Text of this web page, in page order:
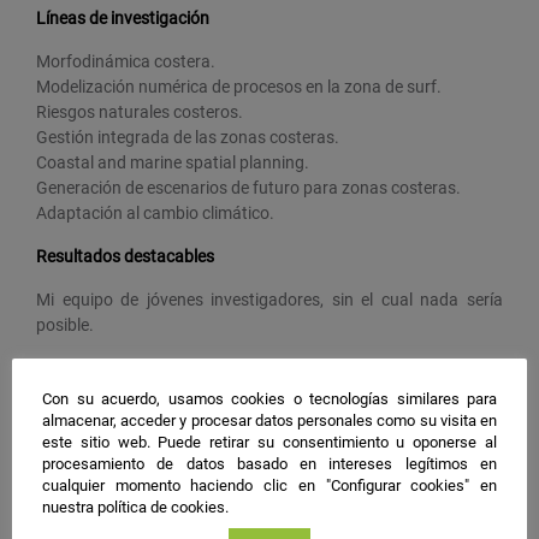
Líneas de investigación
Morfodinámica costera.
Modelización numérica de procesos en la zona de surf.
Riesgos naturales costeros.
Gestión integrada de las zonas costeras.
Coastal and marine spatial planning.
Generación de escenarios de futuro para zonas costeras.
Adaptación al cambio climático.
Resultados destacables
Mi equipo de jóvenes investigadores, sin el cual nada sería
posible.
Intrigada por entender cómo funcionan los sistemas naturales,
en particular esa estrecha franja costera en la que se dan
encuentro el mar y la tierra.
Deseo científico
Con su acuerdo, usamos cookies o tecnologías similares para
almacenar, acceder y procesar datos personales como su visita en
este sitio web. Puede retirar su consentimiento u oponerse al
procesamiento de datos basado en intereses legítimos en
cualquier momento haciendo clic en "Configurar cookies" en
nuestra política de cookies.